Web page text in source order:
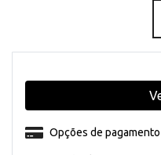
Opções de pagamento